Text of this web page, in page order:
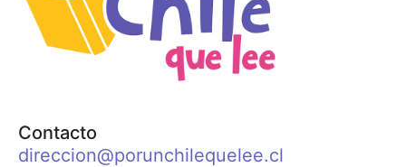
Contacto
direccion@porunchilequelee.cl